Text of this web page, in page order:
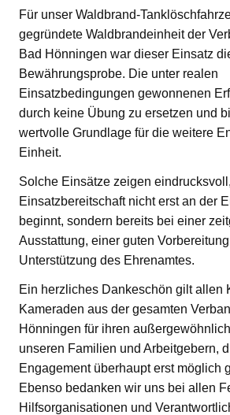
Für unser Waldbrand-
gegründete Waldbrandeinheit der
Bad Hönningen war dieser Einsatz
Bewährungsprobe. Die unter realen
Einsatzbedingungen gewonnenen
durch keine Übung zu ersetzen und
wertvolle Grundlage für die weitere
Einheit.
Solche Einsätze zeigen
Einsatzbereitschaft nicht erst an der
beginnt, sondern bereits bei einer
Ausstattung, einer guten
Unterstützung des Ehrenamtes.
Ein herzliches Dankeschön gilt allen
Kameraden aus der gesamten
Hönningen für ihren
unseren Familien und Arbeitgebern,
Engagement überhaupt erst möglich
Ebenso bedanken wir uns bei allen
Hilfsorganisationen und